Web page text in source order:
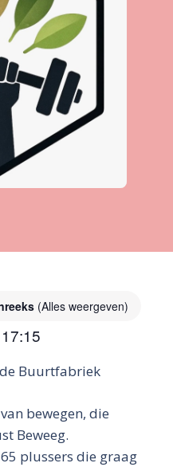
(Alles weergeven)
17:15
Buurtfabriek
bewegen, die
Beweeg.
plussers die graag